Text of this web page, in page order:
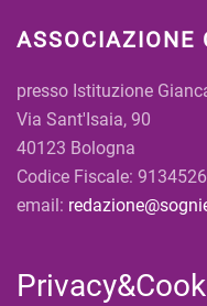
ASSOCIAZIONE
presso Istituzione
Via Sant'Isaia, 90
40123 Bologna
Codice Fiscale:
email: